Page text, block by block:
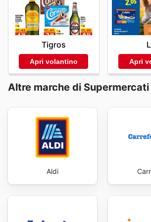
rendere accessibili e
dedicata alla presentazione delle
now.
aggiornate.
Tigros
Apri volantino Apri
Altre marche di Supermercati
Aldi